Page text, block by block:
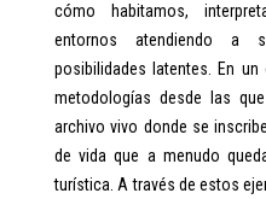
cómo habitamos,
entornos atendiendo a
posibilidades latentes. En
metodologías desde las
archivo vivo donde se
de vida que a menudo
turística. A través de estos